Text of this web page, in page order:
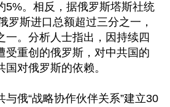
5%。相反，据俄罗斯塔斯社统
罗斯进口总额超过三分之一，
一。分析人士指出，因持续四
受重创的俄罗斯，对中共国的
对俄罗斯的依赖。
与俄“战略协作伙伴关系”建立30